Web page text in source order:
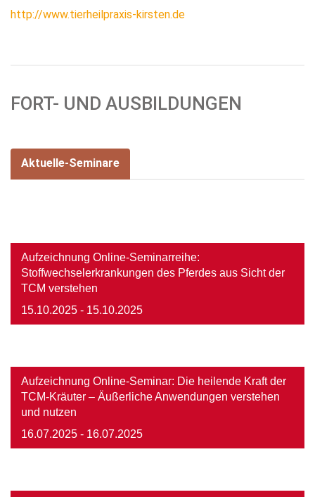
http://www.tierheilpraxis-kirsten.de
FORT- UND AUSBILDUNGEN
Aktuelle-Seminare
Aufzeichnung Online-Seminarreihe:
Stoffwechselerkrankungen des Pferdes aus Sicht der
TCM verstehen
15.10.2025 - 15.10.2025
Aufzeichnung Online-Seminar: Die heilende Kraft der
TCM-Kräuter – Äußerliche Anwendungen verstehen
und nutzen
16.07.2025 - 16.07.2025